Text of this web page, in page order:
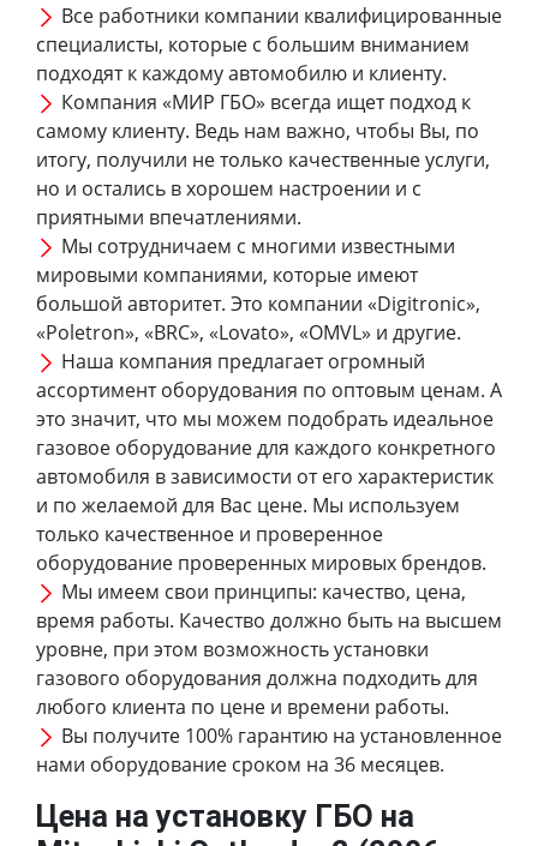
Все работники компании квалифицированные
специалисты, которые с большим вниманием
подходят к каждому автомобилю и клиенту.
Компания «МИР ГБО» всегда ищет подход к
самому клиенту. Ведь нам важно, чтобы Вы, по
итогу, получили не только качественные услуги,
но и остались в хорошем настроении и с
приятными впечатлениями.
Мы сотрудничаем с многими известными
мировыми компаниями, которые имеют
большой авторитет. Это компании «Digitronic»,
«Poletron», «BRC», «Lovato», «OMVL» и другие.
Наша компания предлагает огромный
ассортимент оборудования по оптовым ценам. А
это значит, что мы можем подобрать идеальное
газовое оборудование для каждого конкретного
автомобиля в зависимости от его характеристик
и по желаемой для Вас цене. Мы используем
только качественное и проверенное
оборудование проверенных мировых брендов.
Мы имеем свои принципы: качество, цена,
время работы. Качество должно быть на высшем
уровне, при этом возможность установки
газового оборудования должна подходить для
любого клиента по цене и времени работы.
Вы получите 100% гарантию на установленное
нами оборудование сроком на 36 месяцев.
Цена на установку ГБО на